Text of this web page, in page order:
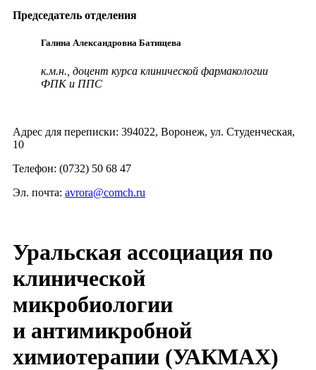
Председатель отделения
Галина Александровна Батищева
к.м.н., доцент курса клинической фармакологии
ФПК и ППС
Адрес для переписки: 394022, Воронеж, ул. Студенческая,
10
Телефон: (0732) 50 68 47
Эл. почта: avrora@comch.ru
Уральская ассоциация по
клинической
микробиологии
и антимикробной
химиотерапии (УАКМАХ)